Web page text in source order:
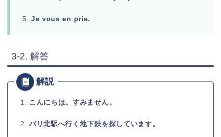
5.Je vous en prie.
3-2. 解答
1. こんにちは。すみません。
2.パリ北駅へ行く地下鉄を探しています。